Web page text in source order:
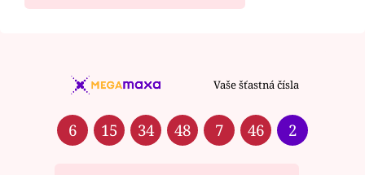
Vaše šťastná čísla
6 15 34 48 7 46 2